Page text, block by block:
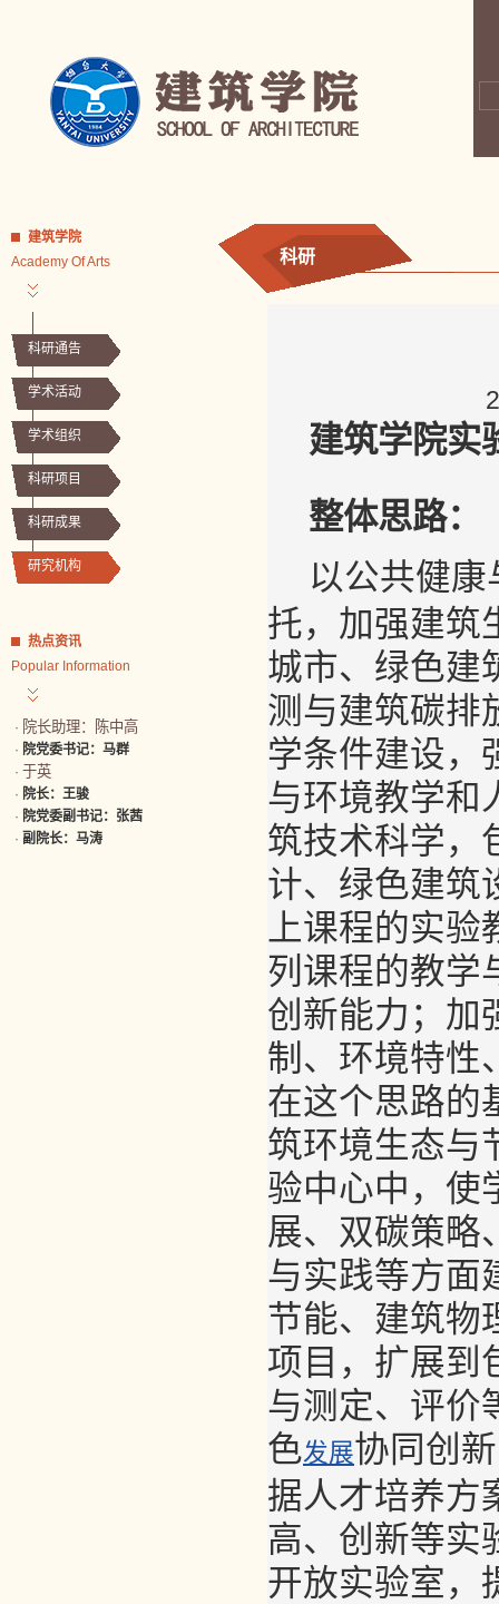
建筑学院
Academy Of Arts
科研通告
学术活动
学术组织
科研项目
科研成果
研究机构
热点资讯
Popular Information
· 院长助理：陈中高
· 院党委书记：马群
· 于英
· 院长：王骏
· 院党委副书记：张茜
· 副院长：马涛
科研
建筑学院实
整体思路：
以公共健
托，加强建筑
城市、绿色建
测与建筑碳排
学条件建设，
与环境教学和
筑技术科学，
计、绿色建筑
上课程的实
列课程的教学
创新能力；加
制、环境特性
在这个思路的
筑环境生态与
验中心中，使
展、双碳策略
与实践等方面
节能、建筑物
项目，扩展到
与测定、评价
色发展协同创
据人才培养方
高、创新等实
开放实验室，